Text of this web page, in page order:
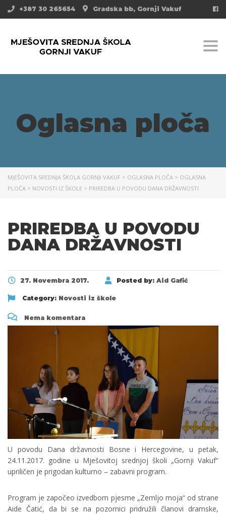
Gradska bb, Gornji Vakuf
+387 30 265654
Oglasna ploča
MJEŠOVITA SREDNJA ŠKOLA GORNJI VAKUF > OGLASNA PLOČA > OGLASNA
PLOČA > NOVOSTI IZ ŠKOLE > PRIREDBA U POVODU DANA DRŽAVNOSTI
PRIREDBA U POVODU
DANA DRŽAVNOSTI
27. Novembra 2017. Posted by: Aid Gafić
Category: Novosti iz škole
Nema komentara
U povodu Dana državnosti Bosne i Hercegovine, u petak,
24.11.2017. godine u Mješovitoj srednjoj školi „Gornji Vakuf“
upriličen je prigodan kulturno – zabavni program.
Program je započeo izvedbom pjesme „Zemljo moja“ od strane
Aide Čatić, da bi se na pozornici pridružili članovi dramske,